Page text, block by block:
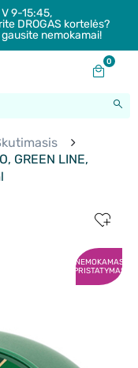
9-15:45,
DROGAS kortelės?
nemokamai!
0
GREEN LINE,
NEMOKAMAS
PRISTATYMAS